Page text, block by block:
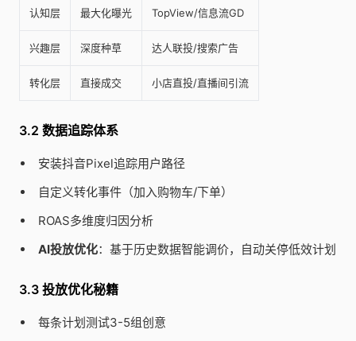
认知层 最大化曝光 TopView/信息流GD
兴趣层 深度种草 达人联投/搜索广告
转化层 直接成交 小店直投/直播间引流
3.2 数据追踪体系
安装抖音Pixel追踪用户路径
自定义转化事件（加入购物车/下单）
ROAS多维度归因分析
AI投放优化：基于历史数据智能调价，自动关停低效计划
3.3 投放优化秘籍
每条计划测试3-5组创意